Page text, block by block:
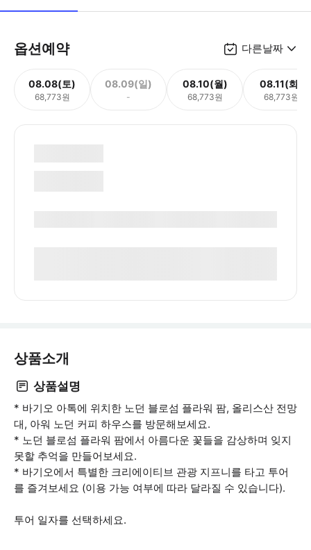
옵션예약 다른날짜
08.08(토)
68,773원
08.09(일)
-
08.10(월)
68,773원
08.11(화)
68,773원
상품소개
상품설명
* 바기오 아톡에 위치한 노던 블로섬 플라워 팜, 올리스산 전망
대, 아워 노던 커피 하우스를 방문해보세요.
* 노던 블로섬 플라워 팜에서 아름다운 꽃들을 감상하며 잊지
못할 추억을 만들어보세요.
* 바기오에서 특별한 크리에이티브 관광 지프니를 타고 투어
를 즐겨보세요 (이용 가능 여부에 따라 달라질 수 있습니다).
투어 일자를 선택하세요.